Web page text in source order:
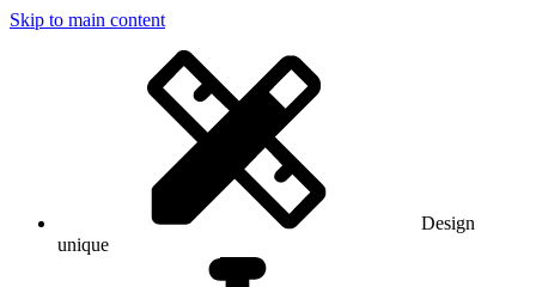
Skip to main content
Design
unique